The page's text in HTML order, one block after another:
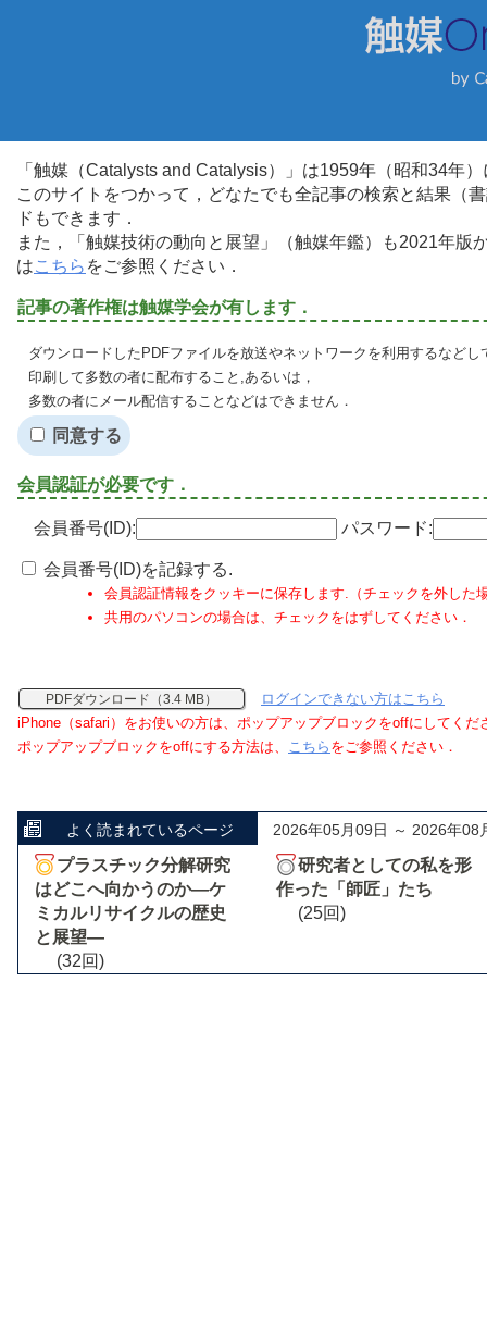
「触媒（Catalysts and Catalysis）」は1959年（昭和34年
このサイトをつかって，どなたでも全記事の検索と結果（
ドもできます．
また，「触媒技術の動向と展望」（触媒年鑑）も2021年
はこちら をご参照ください．
記事の著作権は触媒学会が有します．
ダウンロードしたPDFファイルを放送やネットワークを利用するなど
印刷して多数の者に配布すること,あるいは，
多数の者にメール配信することなどはできません．
同意する
会員認証が必要です．
会員番号(ID): パスワード:
会員番号(ID)を記録する.
会員認証情報をクッキーに保存します.（チェックを外した
共用のパソコンの場合は、チェックをはずしてください．
PDFダウンロード（3.4 MB）
ログインできない方はこちら
iPhone（safari）をお使いの方は、ポップアップブロックをoffにしてくだ
ポップアップブロックをoffにする方法は、 こちら をご参照ください．
よく読まれているページ 2026年05月09日 ～ 2026年08
プラスチック分解研究
はどこへ向かうのか―ケ
ミカルリサイクルの歴史
と展望―
(32回)
研究者としての私を形
作った「師匠」たち
(25回)